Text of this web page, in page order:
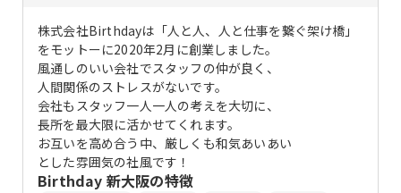
株式会社Bir thdayは「人と人、人と仕事を繋ぐ架け橋」
をモットーに2020年2月に創業しました。
風通しのいい会社でスタッフの仲が良く、
人間関係のストレスがないです。
会社もスタッフ一人一人の考えを大切に、
長所を最大限に活かせてくれます。
お互いを高め合う中、厳しくも和気あいあい
とした雰囲気の社風です！
Birthday 新大阪の特徴